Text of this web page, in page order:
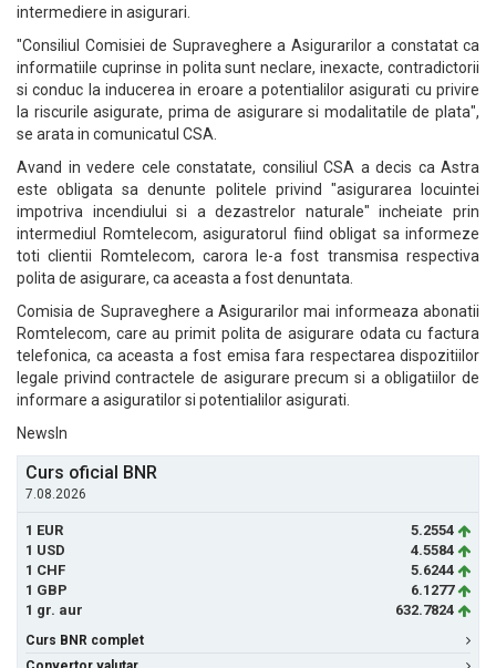
intermediere in asigurari.
"Consiliul Comisiei de Supraveghere a Asigurarilor a constatat ca
informatiile cuprinse in polita sunt neclare, inexacte, contradictorii
si conduc la inducerea in eroare a potentialilor asigurati cu privire
la riscurile asigurate, prima de asigurare si modalitatile de plata",
se arata in comunicatul CSA.
Avand in vedere cele constatate, consiliul CSA a decis ca Astra
este obligata sa denunte politele privind "asigurarea locuintei
impotriva incendiului si a dezastrelor naturale" incheiate prin
intermediul Romtelecom, asiguratorul fiind obligat sa informeze
toti clientii Romtelecom, carora le-a fost transmisa respectiva
polita de asigurare, ca aceasta a fost denuntata.
Comisia de Supraveghere a Asigurarilor mai informeaza abonatii
Romtelecom, care au primit polita de asigurare odata cu factura
telefonica, ca aceasta a fost emisa fara respectarea dispozitiilor
legale privind contractele de asigurare precum si a obligatiilor de
informare a asiguratilor si potentialilor asigurati.
NewsIn
Curs oficial BNR
7.08.2026
1 EUR
5.2554
1 USD
4.5584
1 CHF
5.6244
1 GBP
6.1277
1 gr. aur
632.7824
Curs BNR complet